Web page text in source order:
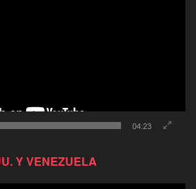
04:23
Y VENEZUELA